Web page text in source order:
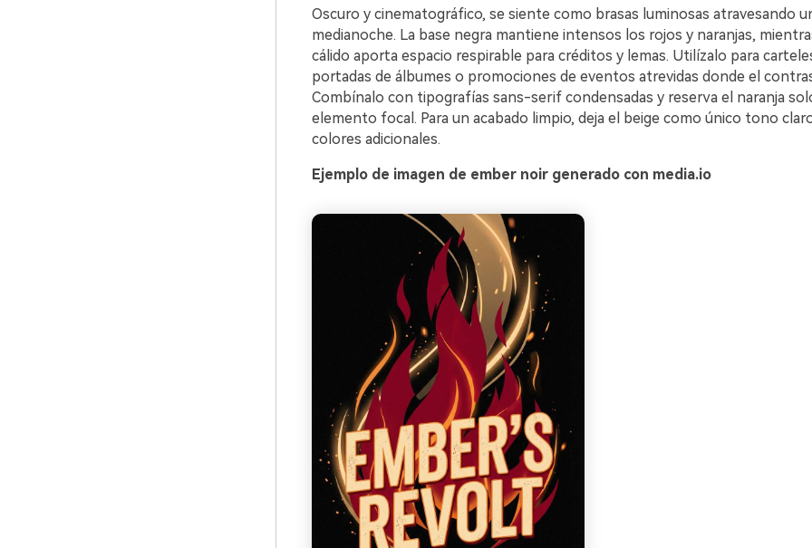
Oscuro y cinematográfico, se siente como brasas luminosas atravesando
medianoche. La base negra mantiene intensos los rojos y naranjas,
cálido aporta espacio respirable para créditos y lemas. Utilízalo para
portadas de álbumes o promociones de eventos atrevidas donde el
Combínalo con tipografías sans-serif condensadas y reserva el naranja
elemento focal. Para un acabado limpio, deja el beige como único tono
colores adicionales.
Ejemplo de imagen de ember noir generado con media.io